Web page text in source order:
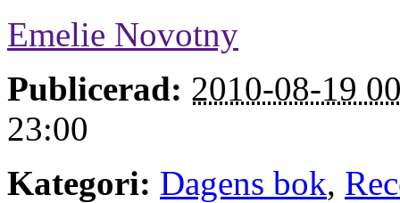
Emelie Novotny
Publicerad: 2010-08-19
23:00
Kategori: Dagens bok,